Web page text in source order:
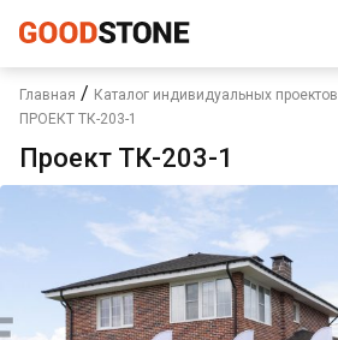
Главная / Каталог индивидуальных проектов
ПРОЕКТ ТК-203-1
Проект ТК-203-1